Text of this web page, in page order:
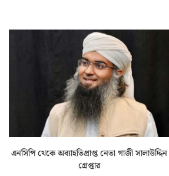
এনসিপি থেকে অব্যাহতিপ্রাপ্ত নেতা গাজী সালাউদ্দিন
গ্রেপ্তার